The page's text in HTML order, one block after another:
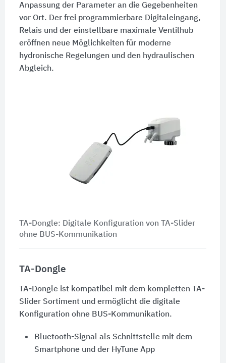
Anpassung der Parameter an die Gegebenheiten
vor Ort. Der frei programmierbare Digitaleingang,
Relais und der einstellbare maximale Ventilhub
eröffnen neue Möglichkeiten für moderne
hydronische Regelungen und den hydraulischen
Abgleich.
TA-Dongle: Digitale Konfiguration von TA-Slider
ohne BUS-Kommunikation
TA-Dongle
TA-Dongle ist kompatibel mit dem kompletten TA-
Slider Sortiment und ermöglicht die digitale
Konfiguration ohne BUS-Kommunikation.
Bluetooth-Signal als Schnittstelle mit dem
Smartphone und der HyTune App